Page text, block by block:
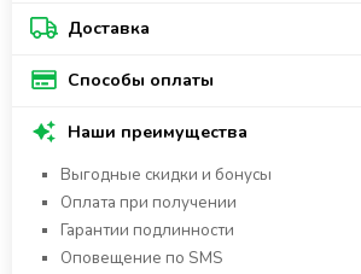
Доставка
Способы оплаты
Наши преимущества
Выгодные скидки и бонусы
Оплата при получении
Гарантии подлинности
Оповещение по SMS